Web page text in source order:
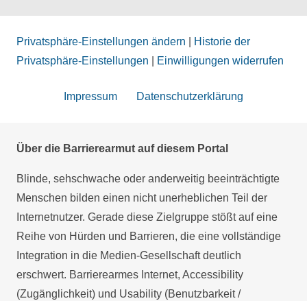
Privatsphäre-Einstellungen ändern
Historie der
Privatsphäre-Einstellungen
Einwilligungen widerrufen
Impressum Datenschutzerklärung
Über die Barrierearmut auf diesem Portal
Blinde, sehschwache oder anderweitig beeinträchtigte
Menschen bilden einen nicht unerheblichen Teil der
Internetnutzer. Gerade diese Zielgruppe stößt auf eine
Reihe von Hürden und Barrieren, die eine vollständige
Integration in die Medien-Gesellschaft deutlich
erschwert. Barrierearmes Internet, Accessibility
(Zugänglichkeit) und Usability (Benutzbarkeit /